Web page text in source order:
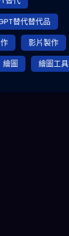
替代替代品
影片製作
繪圖 繪圖工具